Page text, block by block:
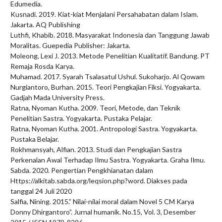
Edumedia.
Kusnadi. 2019. Kiat-kiat Menjalani Persahabatan dalam Islam.
Jakarta. AQ Publishing
Luthfi, Khabib. 2018. Masyarakat Indonesia dan Tanggung Jawab
Moralitas. Guepedia Publisher: Jakarta.
Moleong, Lexi J. 2013. Metode Penelitian Kualitatif. Bandung. PT
Remaja Rosda Karya.
Muhamad. 2017. Syarah Tsalasatul Ushul. Sukoharjo. Al Qowam
Nurgiantoro, Burhan. 2015. Teori Pengkajian Fiksi. Yogyakarta.
Gadjah Mada University Press.
Ratna, Nyoman Kutha. 2009. Teori, Metode, dan Teknik
Penelitian Sastra. Yogyakarta. Pustaka Pelajar.
Ratna, Nyoman Kutha. 2001. Antropologi Sastra. Yogyakarta.
Pustaka Belajar.
Rokhmansyah, Alfian. 2013. Studi dan Pengkajian Sastra
Perkenalan Awal Terhadap Ilmu Sastra. Yogyakarta. Graha Ilmu.
Sabda. 2020. Pengertian Pengkhianatan dalam
Https://alkitab.sabda.org/leqsion.php?word. Diakses pada
tanggal 24 Juli 2020
Salfia, Nining. 2015.” Nilai-nilai moral dalam Novel 5 CM Karya
Donny Dhirgantoro”. Jurnal humanik. No.15, Vol. 3, Desember